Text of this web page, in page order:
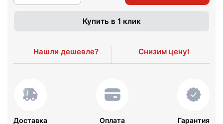
Купить в 1 клик
Нашли дешевле? Снизим цену!
Доставка Оплата Гарантия